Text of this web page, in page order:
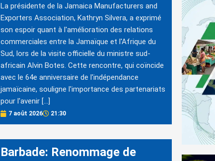
La présidente de la Jamaica Manufacturers and
Exporters Association, Kathryn Silvera, a exprimé
son espoir quant à l'amélioration des relations
commerciales entre la Jamaïque et l'Afrique du
Sud, lors de la visite officielle du ministre sud-
africain Alvin Botes. Cette rencontre, qui coïncide
avec le 64e anniversaire de l'indépendance
jamaïcaine, souligne l'importance des partenariats
pour l'avenir […]
7 août 2026 21:30
Barbade: Renommage de